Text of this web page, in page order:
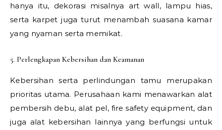
hanya itu, dekorasi misalnya art wall, lampu hias,
serta karpet juga turut menambah suasana kamar
yang nyaman serta memikat.
5. Perlengkapan Kebersihan dan Keamanan
Kebersihan serta perlindungan tamu merupakan
prioritas utama. Perusahaan kami menawarkan alat
pembersih debu, alat pel, fire safety equipment, dan
juga alat kebersihan lainnya yang berfungsi untuk